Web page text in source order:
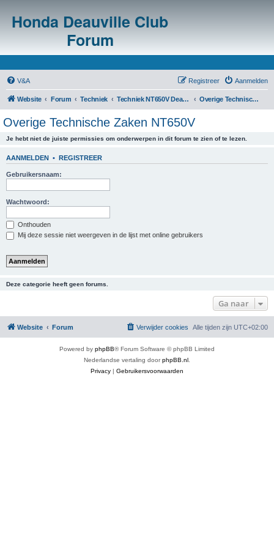
Honda Deauville Club
Forum
V&A Aanmelden
Registreer
Website Forum Techniek Techniek NT650V Deauville Overige Technische Zaken NT650V
Overige Technische Zaken NT650V
Je hebt niet de juiste permissies om onderwerpen in dit forum te zien of te lezen.
AANMELDEN • REGISTREER
Gebruikersnaam:
Wachtwoord:
Onthouden
Mij deze sessie niet weergeven in de lijst met online gebruikers
Deze categorie heeft geen forums.
Ga naar
Website Forum Alle tijden zijn UTC+02:00
Verwijder cookies
Powered by phpBB® Forum Software © phpBB Limited
Nederlandse vertaling doorphpBB.nl
Privacy | Gebruikersvoorwaarden